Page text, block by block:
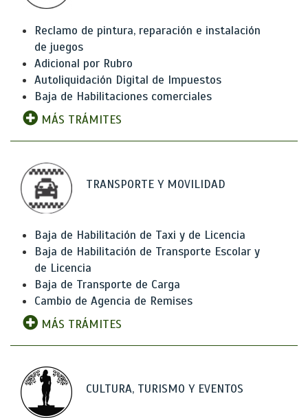
Reclamo de pintura, reparación e instalación
de juegos
Adicional por Rubro
Autoliquidación Digital de Impuestos
Baja de Habilitaciones comerciales
MÁS TRÁMITES
TRANSPORTE Y MOVILIDAD
Baja de Habilitación de Taxi y de Licencia
Baja de Habilitación de Transporte Escolar y
de Licencia
Baja de Transporte de Carga
Cambio de Agencia de Remises
MÁS TRÁMITES
CULTURA, TURISMO Y EVENTOS